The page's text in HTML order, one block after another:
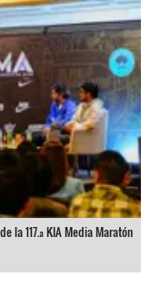
la 117.ª KIA Media Maratón